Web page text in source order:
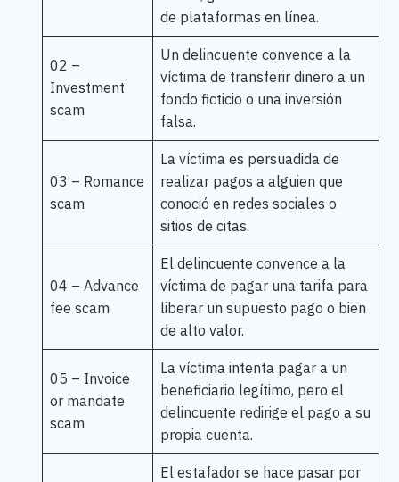
de plataformas en línea.
02 –
Investment
scam
Un delincuente convence a la
víctima de transferir dinero a un
fondo ficticio o una inversión
falsa.
03 – Romance
scam
La víctima es persuadida de
realizar pagos a alguien que
conoció en redes sociales o
sitios de citas.
04 – Advance
fee scam
El delincuente convence a la
víctima de pagar una tarifa para
liberar un supuesto pago o bien
de alto valor.
05 – Invoice
or mandate
scam
La víctima intenta pagar a un
beneficiario legítimo, pero el
delincuente redirige el pago a su
propia cuenta.
El estafador se hace pasar por